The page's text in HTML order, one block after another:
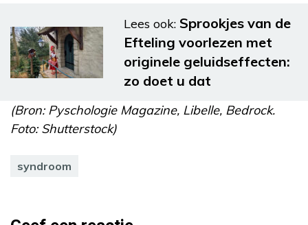
Lees ook: Sprookjes van de
Efteling voorlezen met
originele geluidseffecten:
zo doet u dat
(Bron: Pyschologie Magazine, Libelle, Bedrock.
Foto: Shutterstock)
syndroom